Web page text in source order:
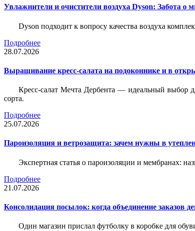
Увлажнители и очистители воздуха Dyson: Забота о
Dyson подходит к вопросу качества воздуха
Подробнее
28.07.2026
Выращивание кресс-салата на подоконнике и в
Кресс-салат Мечта Дербента — идеальный выбор
сорта.
Подробнее
25.07.2026
Пароизоляция и ветрозащита: зачем нужны в
Экспертная статья о пароизоляции и мембранах:
Подробнее
21.07.2026
Консолидация посылок: когда объединение заказов
Один магазин прислал футболку в коробке для